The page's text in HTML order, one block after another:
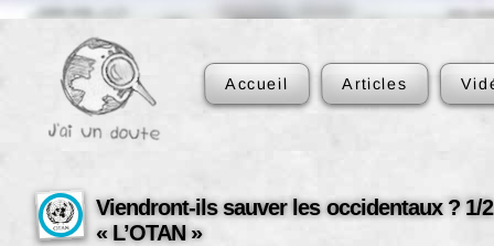
Accueil Articles
Viendront-ils sauver les occidentaux ? 1/2
« L’OTAN »